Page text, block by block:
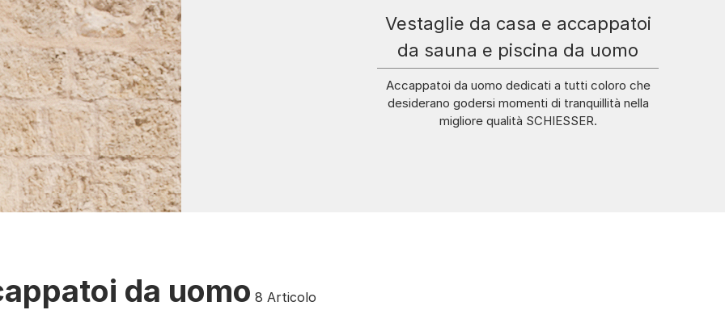
Vestaglie da casa e accappatoi
da sauna e piscina da uomo
Accappatoi da uomo dedicati a tutti coloro che
desiderano godersi momenti di tranquillità nella
migliore qualità SCHIESSER.
da uomo 8 Articolo